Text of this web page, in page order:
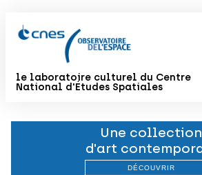
le laboratoire culturel du Centre
National d'Études Spatiales